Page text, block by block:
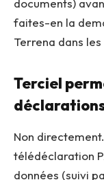
documents)
faites-en la
Terrena dans
Terciel
déclarations
Non
télédéclaration
données (suivi